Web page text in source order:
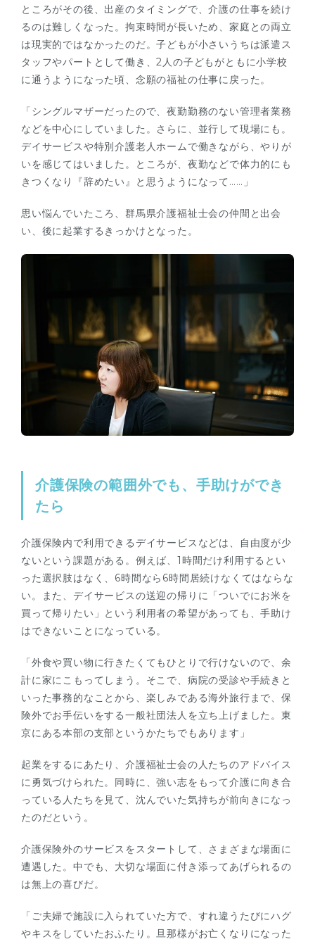
ところがその後、出産のタイミングで、介護の仕事を続け
るのは難しくなった。拘束時間が長いため、家庭との両立
は現実的ではなかったのだ。子どもが小さいうちは派遣ス
タッフやパートとして働き、2人の子どもがともに小学校
に通うようになった頃、念願の福祉の仕事に戻った。
「シングルマザーだったので、夜勤勤務のない管理者業務
などを中心にしていました。さらに、並行して現場にも。
デイサービスや特別介護老人ホームで働きながら、やりが
いを感じてはいました。ところが、夜勤などで体力的にも
きつくなり『辞めたい』と思うようになって……」
思い悩んでいたころ、群馬県介護福祉士会の仲間と出会
い、後に起業するきっかけとなった。
介護保険の範囲外でも、手助けができ
たら
介護保険内で利用できるデイサービスなどは、自由度が少
ないという課題がある。例えば、1時間だけ利用するとい
った選択肢はなく、6時間なら6時間居続けなくてはならな
い。また、デイサービスの送迎の帰りに「ついでにお米を
買って帰りたい」という利用者の希望があっても、手助け
はできないことになっている。
「外食や買い物に行きたくてもひとりで行けないので、余
計に家にこもってしまう。そこで、病院の受診や手続きと
いった事務的なことから、楽しみである海外旅行まで、保
険外でお手伝いをする一般社団法人を立ち上げました。東
京にある本部の支部というかたちでもあります」
起業をするにあたり、介護福祉士会の人たちのアドバイス
に勇気づけられた。同時に、強い志をもって介護に向き合
っている人たちを見て、沈んでいた気持ちが前向きになっ
たのだという。
介護保険外のサービスをスタートして、さまざまな場面に
遭遇した。中でも、大切な場面に付き添ってあげられるの
は無上の喜びだ。
「ご夫婦で施設に入られていた方で、すれ違うたびにハグ
やキスをしていたおふたり。旦那様がお亡くなりになった